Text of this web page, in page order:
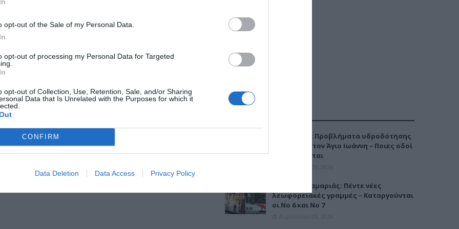
opt-out of the Sale of my Personal Data.
opt-out of processing my Personal Data for Targeted
opt-out of Collection, Use, Retention, Sale, and/or Sharing
Data that Is Unrelated with the Purposes for which it
CONFIRM
Data Deletion Data Access Privacy Policy
Αγίων Πάντων μέχρι την οδό Μιχ. Καλού.
μέχρι την οδό Δημ.
οδό Αγίων Πάντων μέχρι την οδό
Μοναστηρίου μέχρι την οδό Δημ.
Νέου Σιδηροδρομικού Σταθμού.
που θα ρυθμίζουν την κυκλοφορία και θα
Καλαμαριά: Προβλήματα υδροδότησης
την Τρίτη στον Άγιο Ιωάννη – Ποιες οδοί
επηρεάζονται
Μετρό Καλαμαριάς: Πέντε νέες
λεωφορειακές γραμμές – Καταργούνται
οι Νο 6 και Νο 7